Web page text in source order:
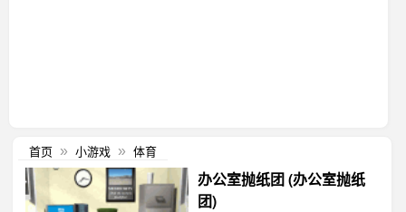
首页 » 小游戏 » 体育
办公室抛纸团 (办公室抛纸
团)